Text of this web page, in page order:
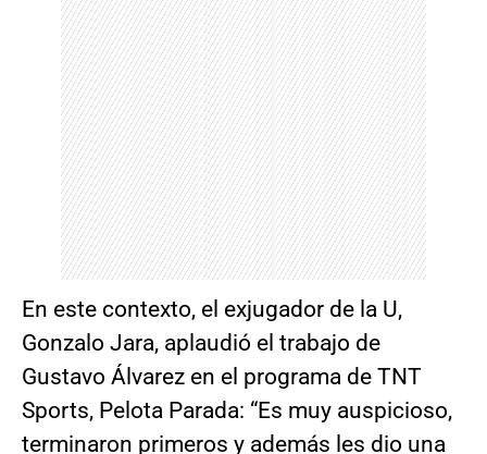
En este contexto, el exjugador de la U,
Gonzalo Jara, aplaudió el trabajo de
Gustavo Álvarez en el programa de TNT
Sports, Pelota Parada: “Es muy auspicioso,
terminaron primeros y además les dio una